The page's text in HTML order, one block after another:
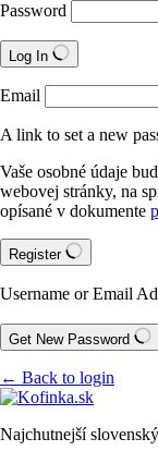
Password
Log In
Email
A link to set a new
Vaše osobné údaje
webovej stránky, na
opísané v dokumente
Register
Username or Email
Get New Password
← Back to login
Najchutnejší